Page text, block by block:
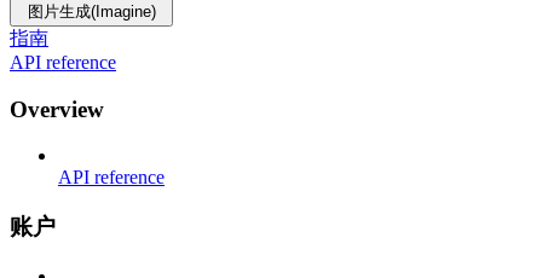
图片生成(Imagine)
指南
API reference
Overview
API reference
账户